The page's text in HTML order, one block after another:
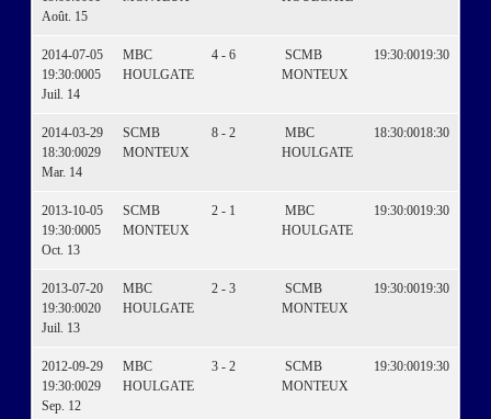
Août. 15
2014-07-05
19:30:0005
Juil. 14
MBC
HOULGATE
4 - 6
SCMB
MONTEUX
19:30:0019:30
2014-03-29
18:30:0029
Mar. 14
SCMB
MONTEUX
8 - 2
MBC
HOULGATE
18:30:0018:30
2013-10-05
19:30:0005
Oct. 13
SCMB
MONTEUX
2 - 1
MBC
HOULGATE
19:30:0019:30
2013-07-20
19:30:0020
Juil. 13
MBC
HOULGATE
2 - 3
SCMB
MONTEUX
19:30:0019:30
2012-09-29
19:30:0029
Sep. 12
MBC
HOULGATE
3 - 2
SCMB
MONTEUX
19:30:0019:30